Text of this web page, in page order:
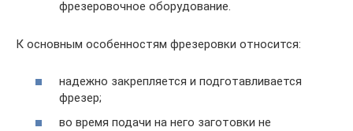
фрезеровочное оборудование.
К основным особенностям фрезеровки относится:
надежно закрепляется и подготавливается
фрезер;
во время подачи на него заготовки не